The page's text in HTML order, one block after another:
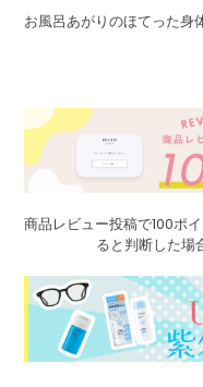
お風呂あがりのほてった身
商品レビュー投稿で100ポ
ると判断した場